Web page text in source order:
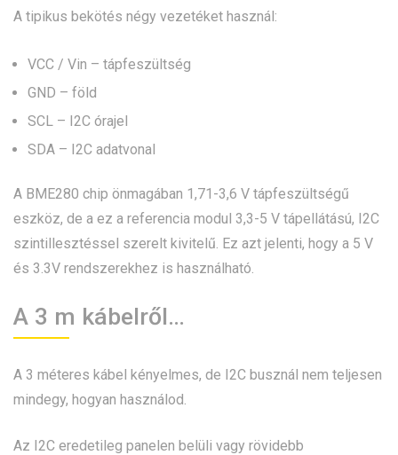
A tipikus bekötés négy vezetéket használ:
VCC / Vin – tápfeszültség
GND – föld
SCL – I2C órajel
SDA – I2C adatvonal
A BME280 chip önmagában 1,71-3,6 V tápfeszültségű
eszköz, de a ez a referencia modul 3,3-5 V tápellátású, I2C
szintillesztéssel szerelt kivitelű. Ez azt jelenti, hogy a 5 V
és 3.3V rendszerekhez is használható.
A 3 m kábelről…
A 3 méteres kábel kényelmes, de I2C busznál nem teljesen
mindegy, hogyan használod.
Az I2C eredetileg panelen belüli vagy rövidebb